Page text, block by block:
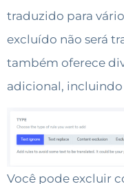
traduzido para
excluído não será
também oferece
adicional, incluindo
Você pode excluir